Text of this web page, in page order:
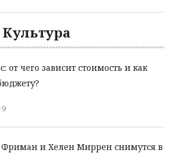
Культура
от чего зависит стоимость и как
Фриман и Хелен Миррен снимутся в